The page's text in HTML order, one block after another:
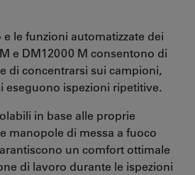
le funzioni automatizzate dei
e DM12000 M consentono di
di concentrarsi sui campioni,
eseguono ispezioni ripetitive.
in base alle proprie
manopole di messa a fuoco
un comfort ottimale
di lavoro durante le ispezioni